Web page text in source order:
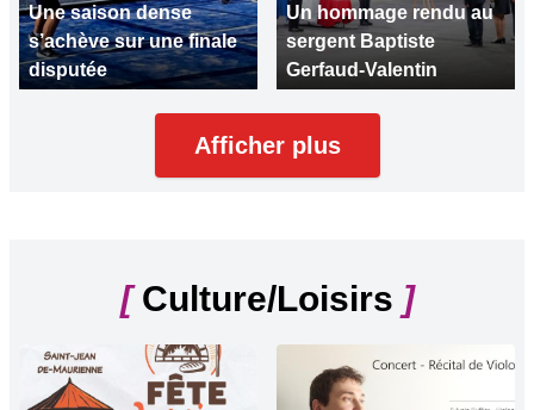
Une saison dense
s’achève sur une finale
disputée
Un hommage rendu au
sergent Baptiste
Gerfaud-Valentin
Afficher plus
[Culture/Loisirs ]